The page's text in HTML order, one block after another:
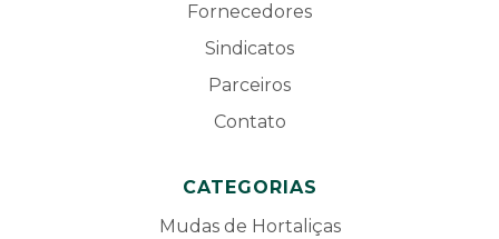
Fornecedores
Sindicatos
Parceiros
Contato
CATEGORIAS
Mudas de Hortaliças